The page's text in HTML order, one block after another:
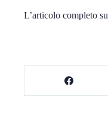
L’articolo completo su